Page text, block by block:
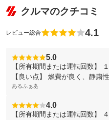
クルマのクチコミ
レビュー総合 4.1
5.0
【所有期間または運転回数】
【良い点】 燃費が良く、静粛
あるふぁあ
4.0
【所有期間または運転回数】